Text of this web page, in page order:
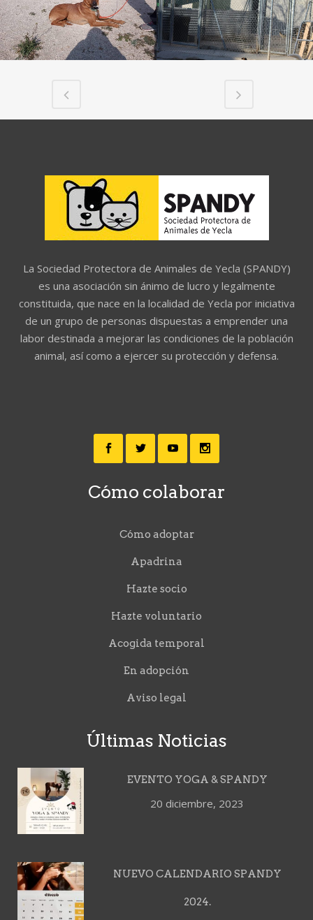
La Sociedad Protectora de Animales de Yecla (SPANDY)
es una asociación sin ánimo de lucro y legalmente
constituida, que nace en la localidad de Yecla por iniciativa
de un grupo de personas dispuestas a emprender una
labor destinada a mejorar las condiciones de la población
animal, así como a ejercer su protección y defensa.
Cómo colaborar
Cómo adoptar
Apadrina
Hazte socio
Hazte voluntario
Acogida temporal
En adopción
Aviso legal
Últimas Noticias
EVENTO YOGA & SPANDY
20 diciembre, 2023
NUEVO CALENDARIO SPANDY
2024.